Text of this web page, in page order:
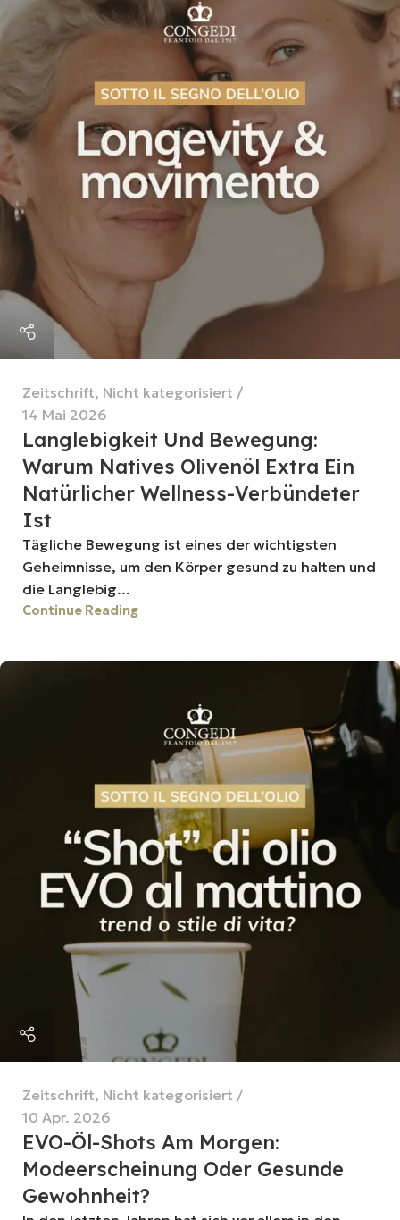
Zeitschrift, Nicht kategorisiert
14 Mai 2026
Langlebigkeit Und Bewegung:
Warum Natives Olivenöl Extra Ein
Natürlicher Wellness-Verbündeter
Ist
Tägliche Bewegung ist eines der wichtigsten
Geheimnisse, um den Körper gesund zu halten und
die Langlebig...
Continue Reading
Zeitschrift, Nicht kategorisiert
10 Apr. 2026
EVO-Öl-Shots Am Morgen:
Modeerscheinung Oder Gesunde
Gewohnheit?